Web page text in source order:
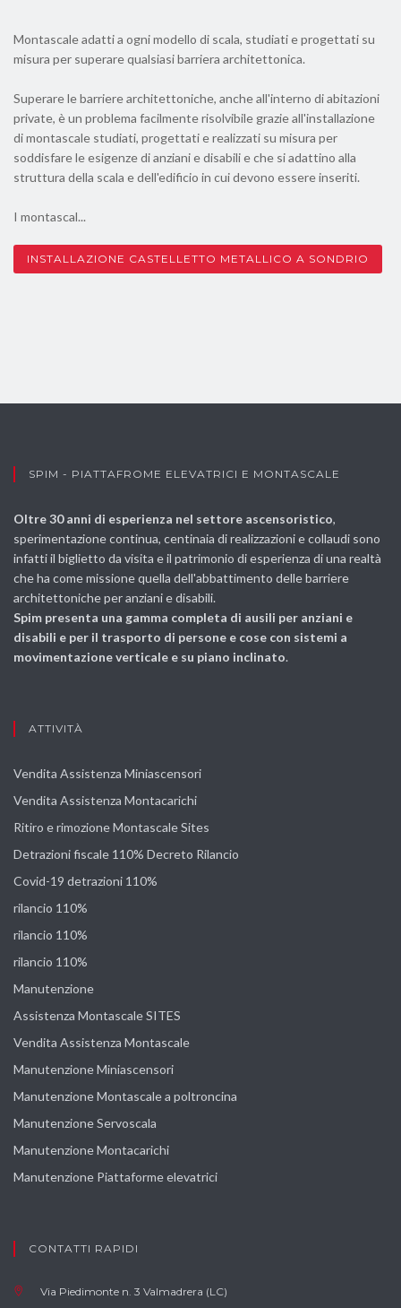
Montascale adatti a ogni modello di scala, studiati e progettati su
misura per superare qualsiasi barriera architettonica.
Superare le barriere architettoniche, anche all'interno di abitazioni
private, è un problema facilmente risolvibile grazie all'installazione
di montascale studiati, progettati e realizzati su misura per
soddisfare le esigenze di anziani e disabili e che si adattino alla
struttura della scala e dell'edificio in cui devono essere inseriti.
I montascal...
INSTALLAZIONE CASTELLETTO METALLICO A SONDRIO
SPIM - PIATTAFROME ELEVATRICI E MONTASCALE
Oltre 30 anni di esperienza nel settore ascensoristico,
sperimentazione continua, centinaia di realizzazioni e collaudi sono
infatti il biglietto da visita e il patrimonio di esperienza di una realtà
che ha come missione quella dell'abbattimento delle barriere
architettoniche per anziani e disabili.
Spim presenta una gamma completa di ausili per anziani e
disabili e per il trasporto di persone e cose con sistemi a
movimentazione verticale e su piano inclinato.
ATTIVITÀ
Vendita Assistenza Miniascensori
Vendita Assistenza Montacarichi
Ritiro e rimozione Montascale Sites
Detrazioni fiscale 110% Decreto Rilancio
Covid-19 detrazioni 110%
rilancio 110%
rilancio 110%
rilancio 110%
Manutenzione
Assistenza Montascale SITES
Vendita Assistenza Montascale
Manutenzione Miniascensori
Manutenzione Montascale a poltroncina
Manutenzione Servoscala
Manutenzione Montacarichi
Manutenzione Piattaforme elevatrici
CONTATTI RAPIDI
Via Piedimonte n. 3 Valmadrera (LC)